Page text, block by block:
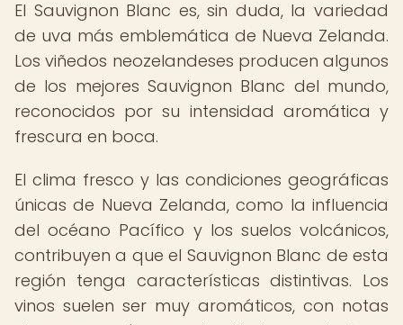
El Sauvignon Blanc es, sin duda, la variedad
de uva más emblemática de Nueva Zelanda.
Los viñedos neozelandeses producen algunos
de los mejores Sauvignon Blanc del mundo,
reconocidos por su intensidad aromática y
frescura en boca.
El clima fresco y las condiciones geográficas
únicas de Nueva Zelanda, como la influencia
del océano Pacífico y los suelos volcánicos,
contribuyen a que el Sauvignon Blanc de esta
región tenga características distintivas. Los
vinos suelen ser muy aromáticos, con notas